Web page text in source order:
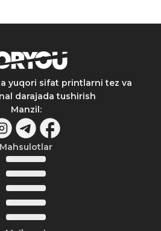
yuqori sifat printlarni tez va
darajada tushirish
Manzil:
Mahsulotlar